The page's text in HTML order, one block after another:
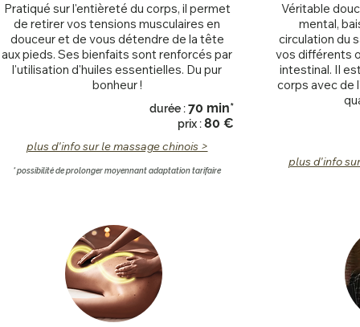
Pratiqué sur l'entièreté du corps, il permet
de retirer vos tensions musculaires en
douceuret de vous détendre de la tête
aux pieds. Ses bienfaits sont renforcés par
l'utilisation d'huiles essentielles. Du pur
bonheur !
durée :70 min*
prix :80 €
plus d'info sur le massage chinois >
* possibilité deprolonger moyennant adaptation tarifaire
Véritable
mental,
circulation du
vos différents
intestinal. Il
corps avec de
plus d'info